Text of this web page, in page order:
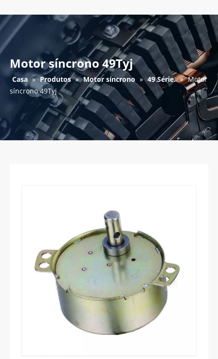
Motor síncrono 49Tyj
Casa » Produtos » Motor síncrono » 49 Série. » Motor
síncrono 49Tyj